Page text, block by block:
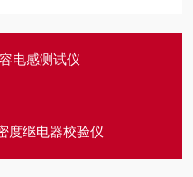
电感测试仪
度继电器校验仪